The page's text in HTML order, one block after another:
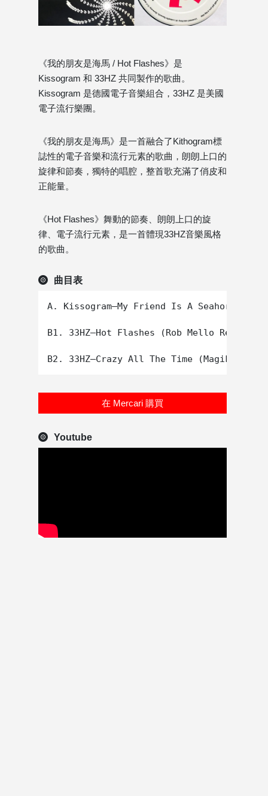
《我的朋友是海馬 / Hot Flashes》是
Kissogram 和 33HZ 共同製作的歌曲。
Kissogram 是德國電子音樂組合，33HZ 是美國
電子流行樂團。
《我的朋友是海馬》是一首融合了Kithogram標
誌性的電子音樂和流行元素的歌曲，朗朗上口的
旋律和節奏，獨特的唱腔，整首歌充滿了俏皮和
正能量。
《Hot Flashes》舞動的節奏、朗朗上口的旋
律、電子流行元素，是一首體現33HZ音樂風格
的歌曲。
曲目表
A. Kissogram–My Friend Is A Seahorse
B1. 33HZ–Hot Flashes (Rob Mello Remix)
在 Mercari 購買
Youtube